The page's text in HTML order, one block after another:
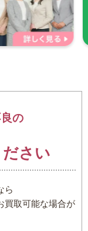
の
さい
ら
買取可能な場合が